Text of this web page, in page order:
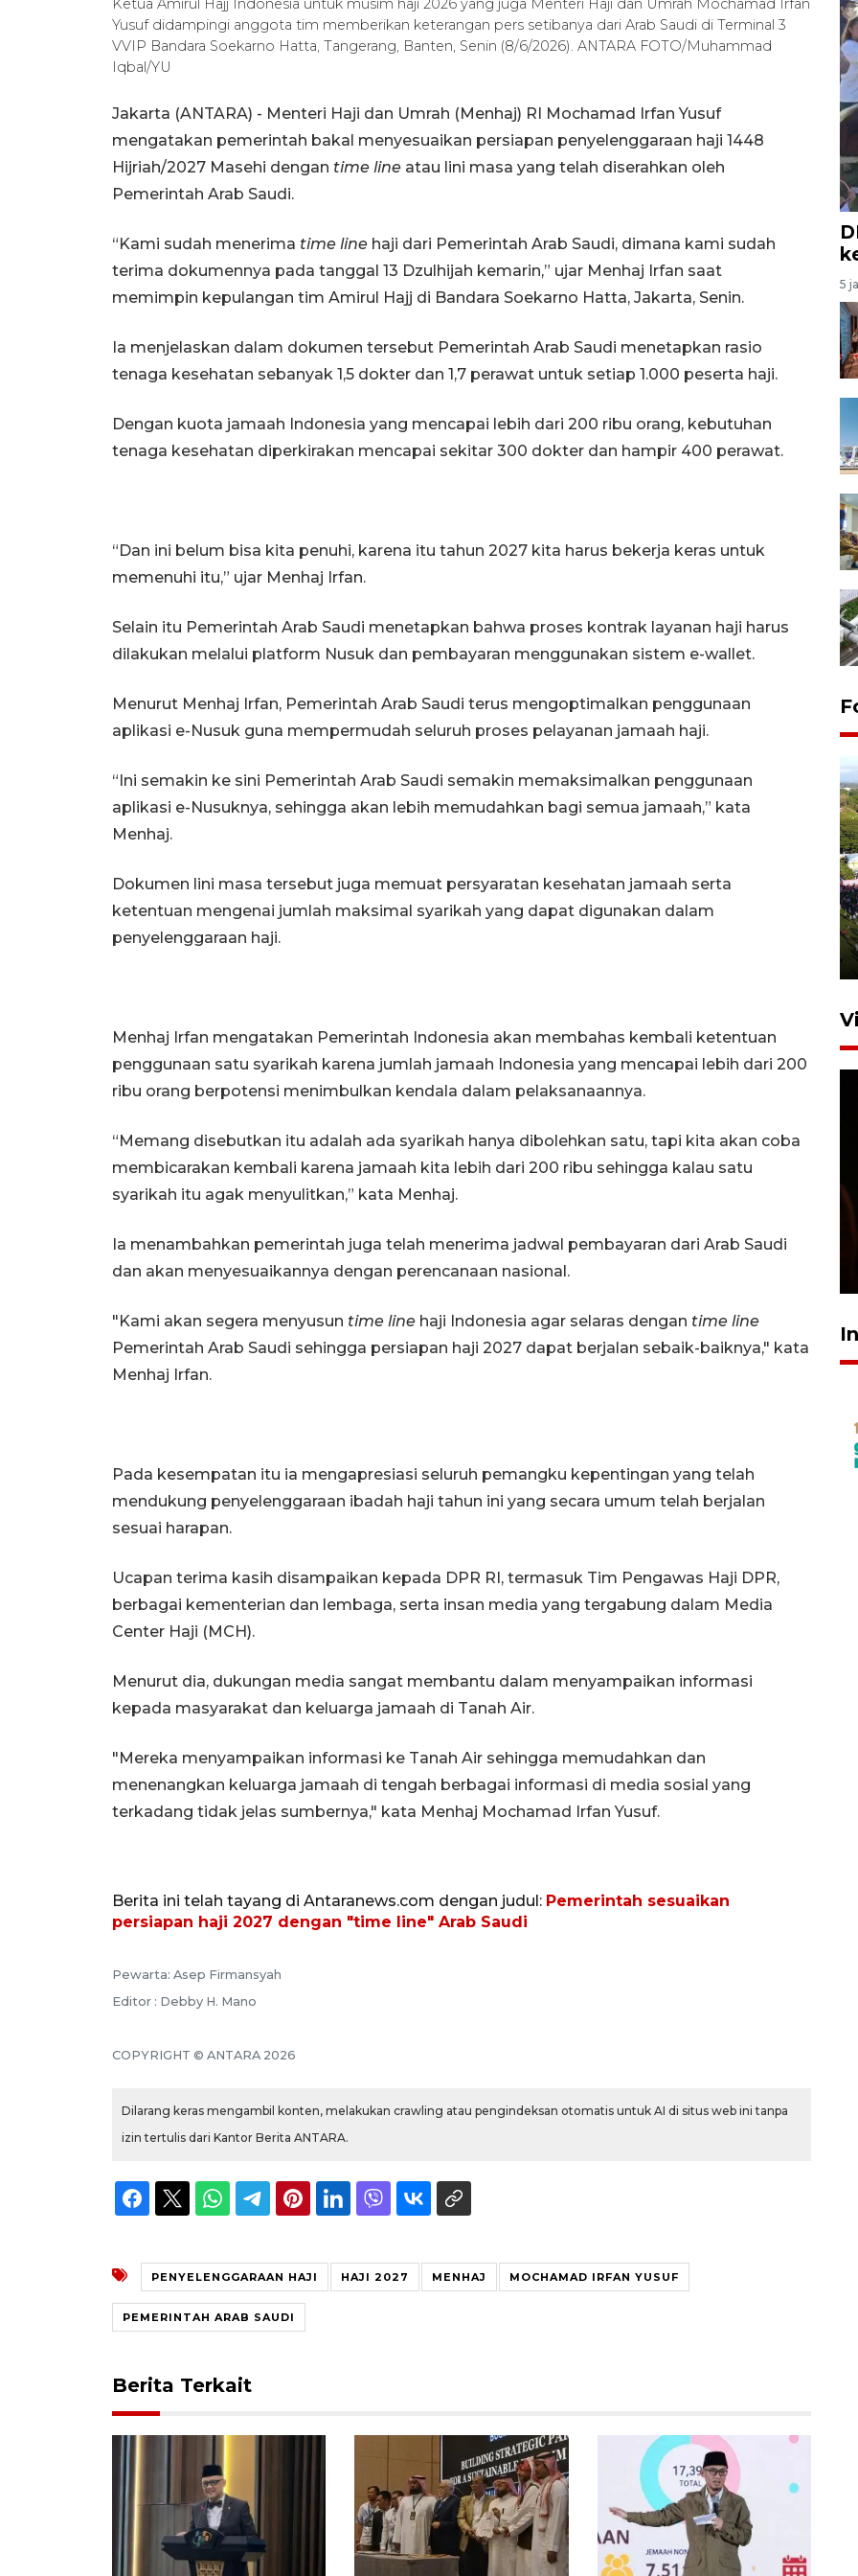
Ketua Amirul Hajj Indonesia untuk musim haji 2026 yang juga Menteri Haji dan Umrah Mochamad Irfan
Yusuf didampingi anggota tim memberikan keterangan pers setibanya dari Arab Saudi di Terminal 3
VVIP Bandara Soekarno Hatta, Tangerang, Banten, Senin (8/6/2026). ANTARA FOTO/Muhammad
Iqbal/YU
Jakarta (ANTARA) - Menteri Haji dan Umrah (Menhaj) RI Mochamad Irfan Yusuf
mengatakan pemerintah bakal menyesuaikan persiapan penyelenggaraan haji 1448
Hijriah/2027 Masehi dengan time line atau lini masa yang telah diserahkan oleh
Pemerintah Arab Saudi.
“Kami sudah menerima time line haji dari Pemerintah Arab Saudi, dimana kami sudah
terima dokumennya pada tanggal 13 Dzulhijah kemarin,” ujar Menhaj Irfan saat
memimpin kepulangan tim Amirul Hajj di Bandara Soekarno Hatta, Jakarta, Senin.
Ia menjelaskan dalam dokumen tersebut Pemerintah Arab Saudi menetapkan rasio
tenaga kesehatan sebanyak 1,5 dokter dan 1,7 perawat untuk setiap 1.000 peserta haji.
Dengan kuota jamaah Indonesia yang mencapai lebih dari 200 ribu orang, kebutuhan
tenaga kesehatan diperkirakan mencapai sekitar 300 dokter dan hampir 400 perawat.
“Dan ini belum bisa kita penuhi, karena itu tahun 2027 kita harus bekerja keras untuk
memenuhi itu,” ujar Menhaj Irfan.
Selain itu Pemerintah Arab Saudi menetapkan bahwa proses kontrak layanan haji harus
dilakukan melalui platform Nusuk dan pembayaran menggunakan sistem e-wallet.
Menurut Menhaj Irfan, Pemerintah Arab Saudi terus mengoptimalkan penggunaan
aplikasi e-Nusuk guna mempermudah seluruh proses pelayanan jamaah haji.
“Ini semakin ke sini Pemerintah Arab Saudi semakin memaksimalkan penggunaan
aplikasi e-Nusuknya, sehingga akan lebih memudahkan bagi semua jamaah,” kata
Menhaj.
Dokumen lini masa tersebut juga memuat persyaratan kesehatan jamaah serta
ketentuan mengenai jumlah maksimal syarikah yang dapat digunakan dalam
penyelenggaraan haji.
Menhaj Irfan mengatakan Pemerintah Indonesia akan membahas kembali ketentuan
penggunaan satu syarikah karena jumlah jamaah Indonesia yang mencapai lebih dari 200
ribu orang berpotensi menimbulkan kendala dalam pelaksanaannya.
“Memang disebutkan itu adalah ada syarikah hanya dibolehkan satu, tapi kita akan coba
membicarakan kembali karena jamaah kita lebih dari 200 ribu sehingga kalau satu
syarikah itu agak menyulitkan,” kata Menhaj.
Ia menambahkan pemerintah juga telah menerima jadwal pembayaran dari Arab Saudi
dan akan menyesuaikannya dengan perencanaan nasional.
"Kami akan segera menyusun time line haji Indonesia agar selaras dengan time line
Pemerintah Arab Saudi sehingga persiapan haji 2027 dapat berjalan sebaik-baiknya," kata
Menhaj Irfan.
Pada kesempatan itu ia mengapresiasi seluruh pemangku kepentingan yang telah
mendukung penyelenggaraan ibadah haji tahun ini yang secara umum telah berjalan
sesuai harapan.
Ucapan terima kasih disampaikan kepada DPR RI, termasuk Tim Pengawas Haji DPR,
berbagai kementerian dan lembaga, serta insan media yang tergabung dalam Media
Center Haji (MCH).
Menurut dia, dukungan media sangat membantu dalam menyampaikan informasi
kepada masyarakat dan keluarga jamaah di Tanah Air.
"Mereka menyampaikan informasi ke Tanah Air sehingga memudahkan dan
menenangkan keluarga jamaah di tengah berbagai informasi di media sosial yang
terkadang tidak jelas sumbernya," kata Menhaj Mochamad Irfan Yusuf.
Berita ini telah tayang di Antaranews.com dengan judul: Pemerintah sesuaikan
persiapan haji 2027 dengan "time line" Arab Saudi
Pewarta: Asep Firmansyah
Editor : Debby H. Mano
COPYRIGHT © ANTARA 2026
Dilarang keras mengambil konten, melakukan crawling atau pengindeksan otomatis untuk AI di situs web ini tanpa
izin tertulis dari Kantor Berita ANTARA.
PENYELENGGARAAN HAJI HAJI 2027 MENHAJ MOCHAMAD IRFAN YUSUF
PEMERINTAH ARAB SAUDI
Berita Terkait
5
UPACARA HUT KE-78
REPUBLIK INDONESIA DI
Ramadhan
23 Februari 2026 18:20
Vaksin HPV untuk siswa laki-